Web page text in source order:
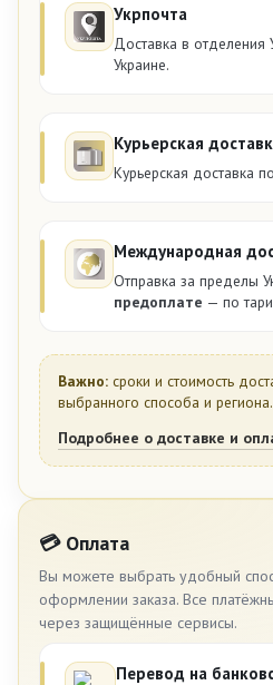
Укрпочта
Доставка в отделения
Украине.
Курьерская
Курьерская доставка
Международная
Отправка за пределы
предоплате — по
Важно: сроки и стоимость
выбранного способа и региона.
Подробнее о доставке и
💳 Оплата
Вы можете выбрать удобный
оформлении заказа. Все
через защищённые сервисы.
Перевод на